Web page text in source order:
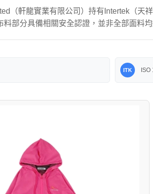
（軒龍實業有限公司）持有Intertek（天
料部分具備相關安全認證，並非全部面料
ITK ISO